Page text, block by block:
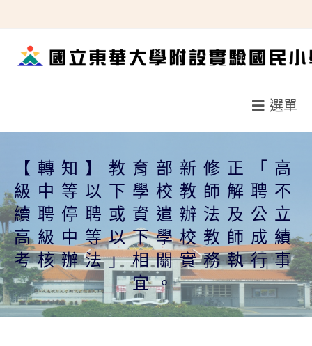
轉
選單
【轉知】教育部新修正「高
級中等以下學校教師解聘不
續聘停聘或資遣辦法及公立
高級中等以下學校教師成績
考核辦法」相關實務執行事
宜。